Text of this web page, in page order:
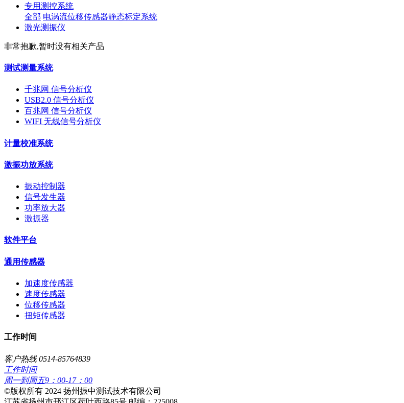
专用测控系统
全部 电涡流位移传感器静态标定系统
激光测振仪
非常抱歉,暂时没有相关产品
测试测量系统
千兆网 信号分析仪
USB2.0 信号分析仪
百兆网 信号分析仪
WIFI 无线信号分析仪
计量校准系统
激振功放系统
振动控制器
信号发生器
功率放大器
激振器
软件平台
通用传感器
加速度传感器
速度传感器
位移传感器
扭矩传感器
工作时间
客户热线 0514-85764839
工作时间
周一到周五9：00-17：00
​©版权所有 2024 扬州振中测试技术有限公司